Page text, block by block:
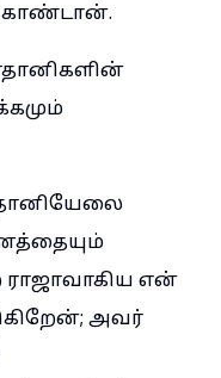
ராஜாவாகிய என்
அவர்